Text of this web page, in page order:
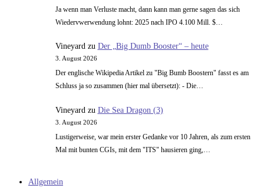
Ja wenn man Verluste macht, dann kann man gerne sagen das sich
Wiedervwerwendung lohnt: 2025 nach IPO 4.100 Mill. $…
Vineyardzu Der „Big Dumb Booster“ – heute
3. August 2026
Der englische Wikipedia Artikel zu "Big Bumb Boostern" fasst es am
Schluss ja so zusammen (hier mal übersetzt): - Die…
Vineyard zu Die Sea Dragon (3)
3. August 2026
Lustigerweise, war mein erster Gedanke vor 10 Jahren, als zum ersten
Mal mit bunten CGIs, mit dem "ITS" hausieren ging,…
Allgemein